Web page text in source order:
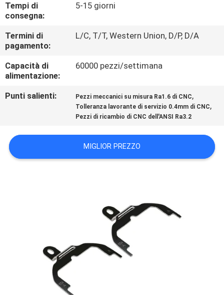
NOTIZIE
CHIEDI
UN
PREVENTIVO
SITO
Tempi di
consegna:
5-15 giorni
Termini di
pagamento:
L/C, T/T, Western Union, D/P, D/A
Capacità di
alimentazione:
60000 pezzi/settimana
Punti salienti: Pezzi meccanici su misura Ra1.6 di CNC,
Tolleranza lavorante di servizio 0.4mm di CNC,
Pezzi di ricambio di CNC dell'ANSI Ra3.2
MIGLIOR PREZZO